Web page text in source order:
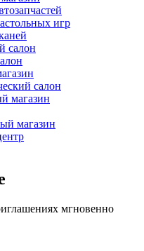
игр
салон
салон
магазин
магазин
мгновенно